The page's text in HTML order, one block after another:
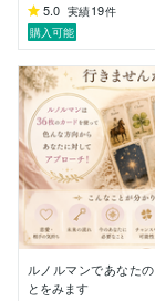
一人ひとりの
気づきをお伝
⭐︎ご注意くだ
1.	悪い結果
前向きに受
2.	不倫・略
対処法はお
3.	占い師
叶えること
ください。
4.	固定概念
5.0 実績19件
購入可能
ルノルマンであなた
とをみます